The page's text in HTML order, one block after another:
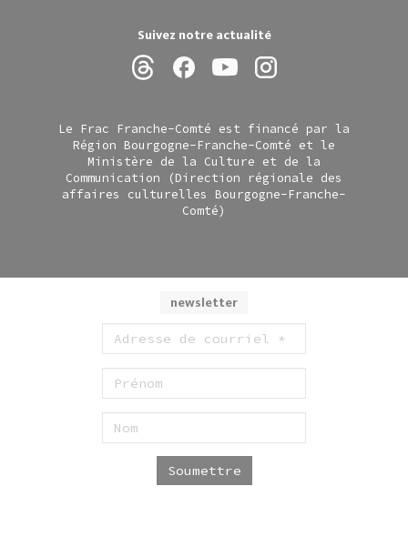
Suivez notre actualité
newsletter
Soumettre
Le Frac Franche-Comté est financé par la
Région Bourgogne-Franche-Comté et le
Ministère de la Culture et de la
Communication (Direction régionale des
affaires culturelles Bourgogne-Franche-
Comté)